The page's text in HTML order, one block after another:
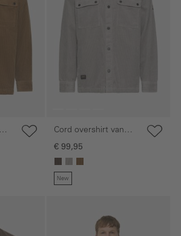
Cord overshirt van
100% katoen
€ 99,95
New